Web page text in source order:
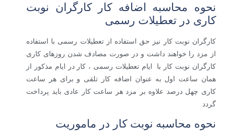
نحوه محاسبه اضافه کار کارگران نوبت
کاری در تعطیلات رسمی
کارگران نوبت کار نیز حق استفاده از تعطیلات رسمی با استفاده
از مزد را خواهند داشت و در صورت مصادف شدن روزهای کاری
کارگران نوبت کار با ایام تعطیلات رسمی ، کار در ایام مذکور از
همان ساعت اول به عنوان اضافه کار تلقی و برای هر ساعت
کاری چهل درصد علاوه بر مزد هر ساعت کار عادی باید پرداخت
گردد
نحوه محاسبه نوبت کار در ماموریت